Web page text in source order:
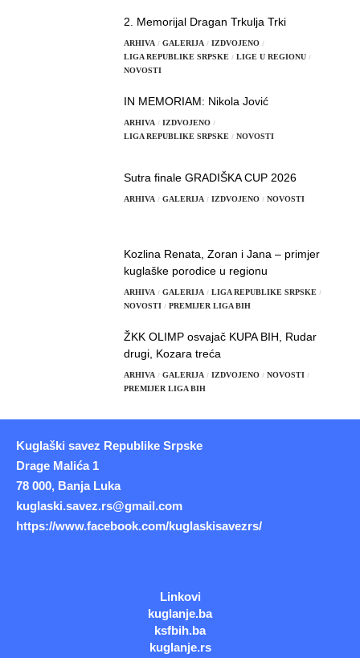
2. Memorijal Dragan Trkulja Trki
ARHIVA GALERIJA
IZDVOJENO
LIGA REPUBLIKE SRPSKE
LIGE U REGIONU
NOVOSTI
IN MEMORIAM: Nikola Jović
ARHIVA
IZDVOJENO
LIGA REPUBLIKE SRPSKE
NOVOSTI
Sutra finale GRADIŠKA CUP 2026
ARHIVA GALERIJA IZDVOJENO NOVOSTI
Kozlina Renata, Zoran i Jana – primjer
kuglaške porodice u regionu
ARHIVA GALERIJA
LIGA REPUBLIKE SRPSKE
NOVOSTI
PREMIJER LIGA BIH
ŽKK OLIMP osvajač KUPA BIH, Rudar
drugi, Kozara treća
ARHIVA GALERIJA IZDVOJENO
NOVOSTI
PREMIJER LIGA BIH
Kuglaški savez Republike Srpske
Drage Malića 1
78 000, Banja Luka
kuglaski.savez.rs@gmail.com
https://www.facebook.com/kuglaskisavezrs/
Linkovi
kuglanje.ba
ksfbih.ba
kuglanje.rs